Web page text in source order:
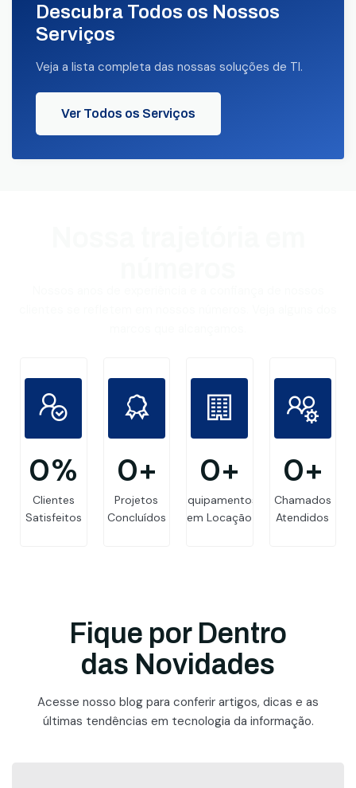
Descubra Todos os Nossos
Serviços
Veja a lista completa das nossas soluções de TI.
Ver Todos os Serviços
0%
Clientes
Satisfeitos
0+
Projetos
Concluídos
0+
Equipamentos
em Locação
0+
Chamados
Atendidos
Fique por Dentro
das Novidades
Acesse nosso blog para conferir artigos, dicas e as
últimas tendências em tecnologia da informação.